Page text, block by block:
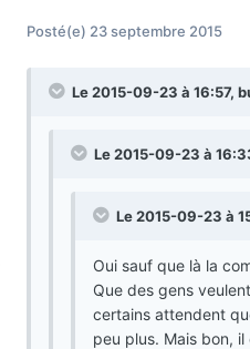
Posté(e) 23 septembre 2015
Le 2015-09-23 à 16:57,
Le 2015-09-23 à
Le 2015-09-23 à
Oui sauf que là la
Que des gens
certains attendent
peu plus. Mais bon,